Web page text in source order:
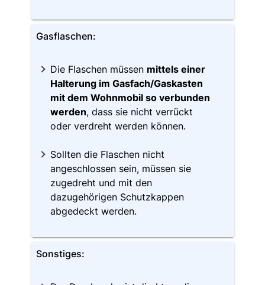
Gasflaschen:
Die Flaschen müssen mittels einer
Halterung im Gasfach/Gaskasten
mit dem Wohnmobil so verbunden
werden, dass sie nicht verrückt
oder verdreht werden können.
Sollten die Flaschen nicht
angeschlossen sein, müssen sie
zugedreht und mit den
dazugehörigen Schutzkappen
abgedeckt werden.
Sonstiges: